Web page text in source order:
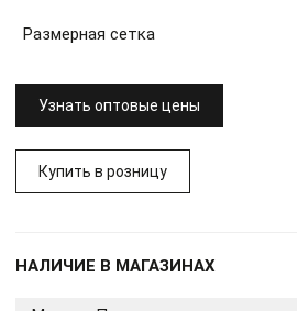
Размерная сетка
Узнать оптовые цены
Купить в розницу
НАЛИЧИЕ В МАГАЗИНАХ